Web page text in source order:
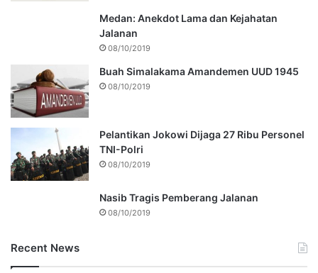
Medan: Anekdot Lama dan Kejahatan
Jalanan
08/10/2019
Buah Simalakama Amandemen UUD 1945
08/10/2019
Pelantikan Jokowi Dijaga 27 Ribu Personel
TNI-Polri
08/10/2019
Nasib Tragis Pemberang Jalanan
08/10/2019
Recent News